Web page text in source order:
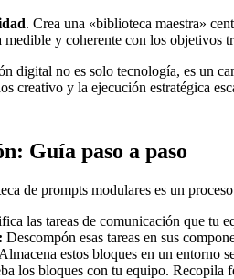
. Crea una «biblioteca maestra»
medible y coherente con los objetivos
digital no es solo tecnología, es un
creativo y la ejecución estratégica
Guía paso a paso
de prompts modulares es un
las tareas de comunicación que tu
Descompón esas tareas en sus
Almacena estos bloques en un entorno
los bloques con tu equipo. Recopila